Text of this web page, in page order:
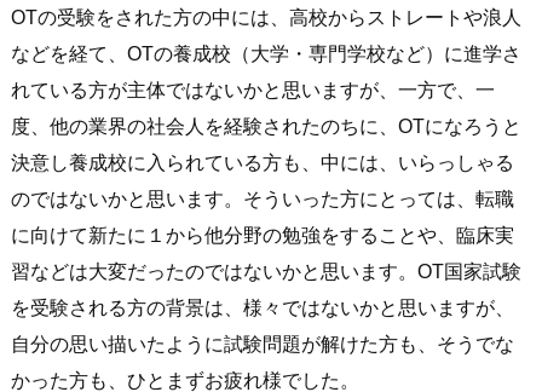
OTの受験をされた方の中には、高校からストレートや浪人
などを経て、OTの養成校（大学・専門学校など）に進学さ
れている方が主体ではないかと思いますが、一方で、一
度、他の業界の社会人を経験されたのちに、OTになろうと
決意し養成校に入られている方も、中には、いらっしゃる
のではないかと思います。そういった方にとっては、転職
に向けて新たに１から他分野の勉強をすることや、臨床実
習などは大変だったのではないかと思います。OT国家試験
を受験される方の背景は、様々ではないかと思いますが、
自分の思い描いたように試験問題が解けた方も、そうでな
かった方も、ひとまずお疲れ様でした。